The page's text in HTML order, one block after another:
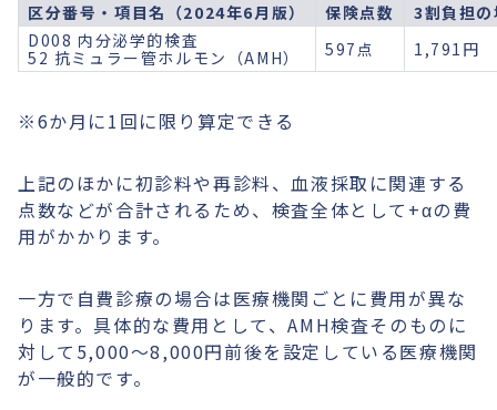
区分番号・項目名（2024年6月版） 保険点数
3割負担
D008 内分泌学的検査
52 抗ミュラー管ホルモン（AMH）
597点 1,791円
※6か月に1回に限り算定できる
上記のほかに初診料や再診料、血液採取に関連する
点数などが合計されるため、検査全体として+αの費
用がかかります。
一方で自費診療の場合は医療機関ごとに費用が異な
ります。具体的な費用として、AMH検査そのものに
対して5,000〜8,000円前後を設定している医療機関
が一般的です。